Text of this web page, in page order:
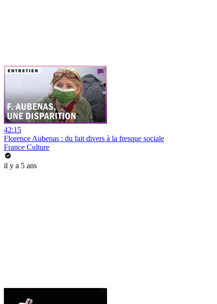
42:15
Florence Aubenas : du fait divers à la fresque sociale
France Culture
il y a 5 ans